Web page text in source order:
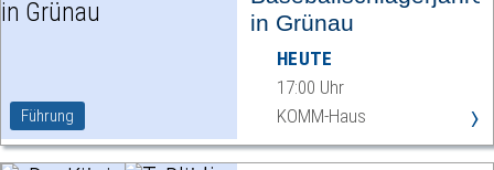
Führung
in Grünau
HEUTE
17:00 Uhr
KOMM-Haus
›